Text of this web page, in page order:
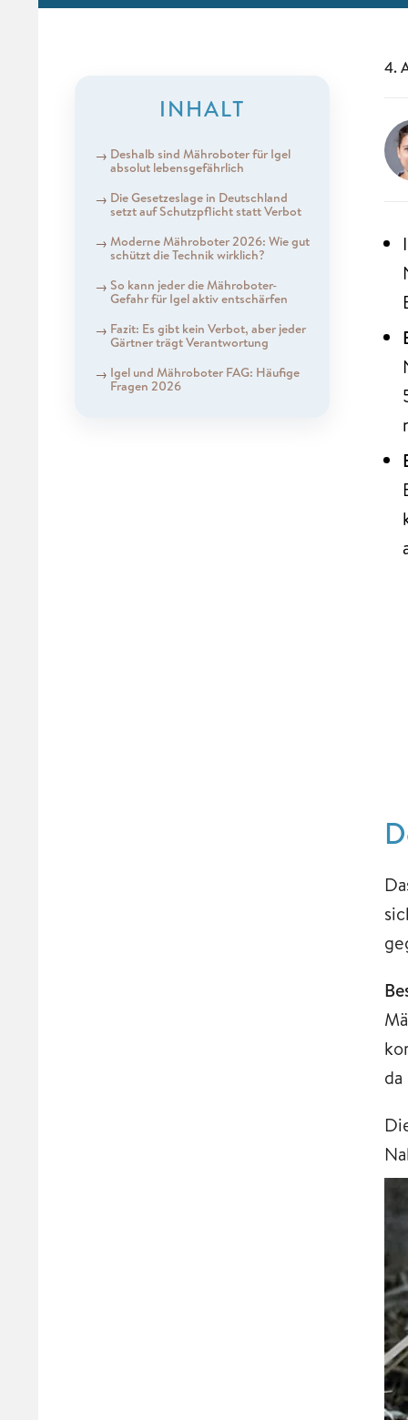
INHALT
Deshalb sind Mähroboter für Igel
absolut lebensgefährlich
Die Gesetzeslage in Deutschland
setzt auf Schutzpflicht statt Verbot
Moderne Mähroboter 2026: Wie gut
schützt die Technik wirklich?
So kann jeder die Mähroboter-
Gefahr für Igel aktiv entschärfen
Fazit: Es gibt kein Verbot, aber jeder
Gärtner trägt Verantwortung
Igel und Mähroboter FAG: Häufige
Fragen 2026
4.